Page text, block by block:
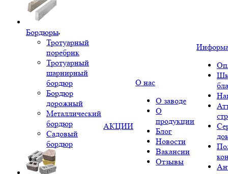
Бордюры
Тротуарный
поребрик
Тротуарный
шарнирный
бордюр
Бордюр
дорожный
Металлический
бордюр
Садовый
бордюр
АКЦИИ
О нас
О заводе
О
продукции
Блог
Новости
Вакансии
Отзывы